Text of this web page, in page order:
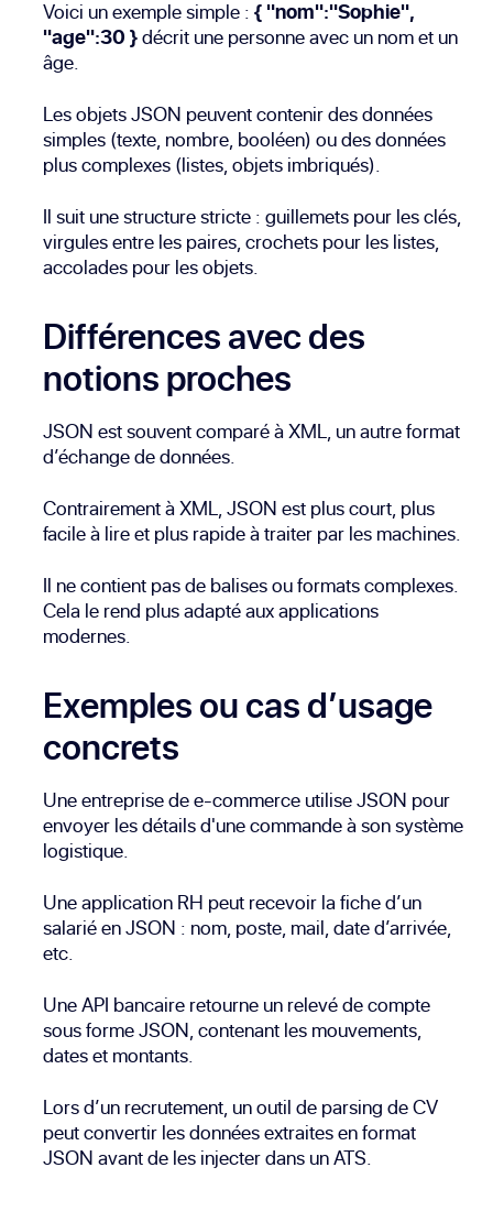
Voici un exemple simple :{ "nom":"Sophie",
"age":30 }décrit une personne avec un nom et un
âge.
Les objets JSON peuvent contenir des données
simples (texte, nombre, booléen) ou des données
plus complexes (listes, objets imbriqués).
Il suit une structure stricte : guillemets pour les clés,
virgules entre les paires, crochets pour les listes,
accolades pour les objets.
Différences avec des
notions proches
JSON est souvent comparé à XML, un autre format
d’échange de données.
Contrairement à XML, JSON est plus court, plus
facile à lire et plus rapide à traiter par les machines.
Il ne contient pas de balises ou formats complexes.
Cela le rend plus adapté aux applications
modernes.
Exemples ou cas d’usage
concrets
Une entreprise de e-commerce utilise JSON pour
envoyer les détails d'une commande à son système
logistique.
Une application RH peut recevoir la fiche d’un
salarié en JSON : nom, poste, mail, date d’arrivée,
etc.
Une API bancaire retourne un relevé de compte
sous forme JSON, contenant les mouvements,
dates et montants.
Lors d’un recrutement, un outil de parsing de CV
peut convertir les données extraites en format
JSON avant de les injecter dans un ATS.